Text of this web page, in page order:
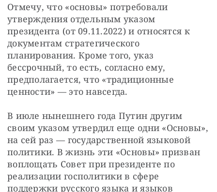
Отмечу, что «основы» потребовали
утверждения отдельным указом
президента (от 09.11.2022) и относятся к
документам стратегического
планирования. Кроме того, указ
бессрочный, то есть, согласно ему,
предполагается, что «традиционные
ценности» — это навсегда.
В июле нынешнего года Путин другим
своим указом утвердил еще одни «Основы»,
на сей раз — государственной языковой
политики. В жизнь эти «Основы» призван
воплощать Совет при президенте по
реализации госполитики в сфере
поддержки русского языка и языков